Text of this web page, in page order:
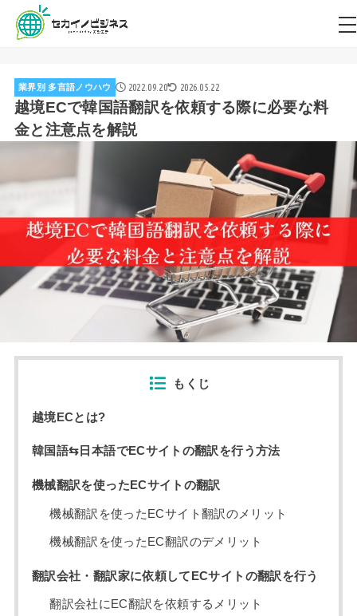
業界別 多言語ノウハウ 2022.09.20 2026.05.22
越境ECで韓国語翻訳を依頼する際に必要な料
金と注意点を解説
もくじ
越境ECとは?
韓国語⇆日本語でECサイトの翻訳を行う方法
機械翻訳を使ったECサイトの翻訳
機械翻訳を使ったECサイト翻訳のメリット
機械翻訳を使ったEC翻訳のデメリット
翻訳会社・翻訳家に依頼してECサイトの翻訳を行う
翻訳会社にEC翻訳を依頼するメリット